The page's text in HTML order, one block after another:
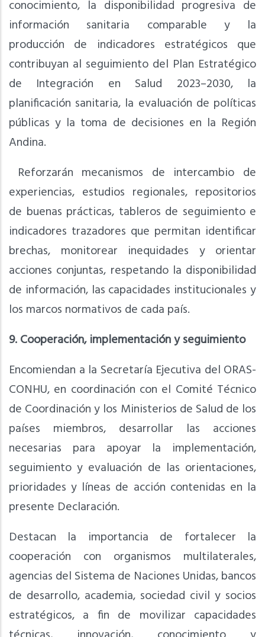
conocimiento, la disponibilidad progresiva de
información sanitaria comparable y la
producción de indicadores estratégicos que
contribuyan al seguimiento del Plan Estratégico
de Integración en Salud 2023–2030, la
planificación sanitaria, la evaluación de políticas
públicas y la toma de decisiones en la Región
Andina.
Reforzarán mecanismos de intercambio de
experiencias, estudios regionales, repositorios
de buenas prácticas, tableros de seguimiento e
indicadores trazadores que permitan identificar
brechas, monitorear inequidades y orientar
acciones conjuntas, respetando la disponibilidad
de información, las capacidades institucionales y
los marcos normativos de cada país.
9. Cooperación, implementación y seguimiento
Encomiendan a la Secretaría Ejecutiva del ORAS-
CONHU, en coordinación con el Comité Técnico
de Coordinación y los Ministerios de Salud de los
países miembros, desarrollar las acciones
necesarias para apoyar la implementación,
seguimiento y evaluación de las orientaciones,
prioridades y líneas de acción contenidas en la
presente Declaración.
Destacan la importancia de fortalecer la
cooperación con organismos multilaterales,
agencias del Sistema de Naciones Unidas, bancos
de desarrollo, academia, sociedad civil y socios
estratégicos, a fin de movilizar capacidades